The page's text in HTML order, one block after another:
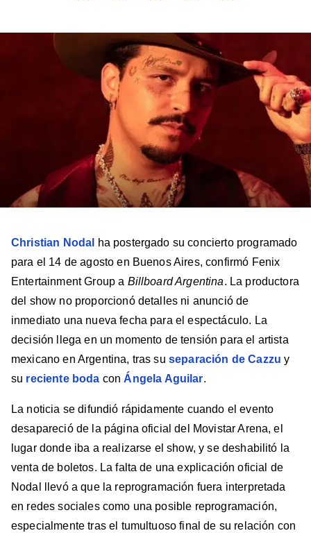
en
Facebook
en
X
en
Instagram
en
YouTube
en
Christian Nodal
ha postergado su concierto programado
para el 14 de agosto en Buenos Aires, confirmó Fenix
Entertainment Group a Billboard Argentina. La productora
del show no proporcionó detalles ni anunció de
inmediato una nueva fecha para el espectáculo. La
decisión llega en un momento de tensión para el artista
mexicano en Argentina, tras su separación de Cazzu y
su reciente boda conÁngela Aguilar.
La noticia se difundió rápidamente cuando el evento
desapareció de la página oficial del Movistar Arena, el
lugar donde iba a realizarse el show, y se deshabilitó la
venta de boletos. La falta de una explicación oficial de
Nodal llevó a que la reprogramación fuera interpretada
en redes sociales como una posible reprogramación,
especialmente tras el tumultuoso final de su relación con